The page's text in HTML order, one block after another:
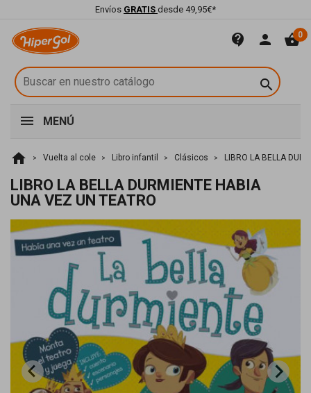
Envíos GRATIS desde 49,95€*
contact_support person shopping_basket0

MENÚ
home Vuelta al cole Libro infantil Clásicos LIBRO LA BELLA
LIBRO LA BELLA DURMIENTE HABIA
UNA VEZ UN TEATRO